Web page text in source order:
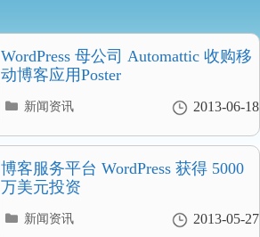
WordPress 母公司 Automattic 收购移
动博客应用Poster
2013-06-18
分
录
新闻资讯
博客服务平台 WordPress 获得 5000
万美元投资
2013-05-27
分
新闻资讯